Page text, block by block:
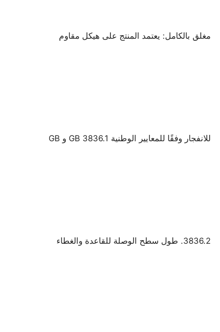
حول بنا
مغلق بالكامل: يعتمد المنتج على هيكل مقاوم
للانفجار وفقًا للمعايير الوطنية GB 3836.1 و GB
3836.2. طول سطح الوصلة للقاعدة والغطاء